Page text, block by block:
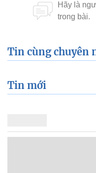
Tin cùng chuyên
Tin mới